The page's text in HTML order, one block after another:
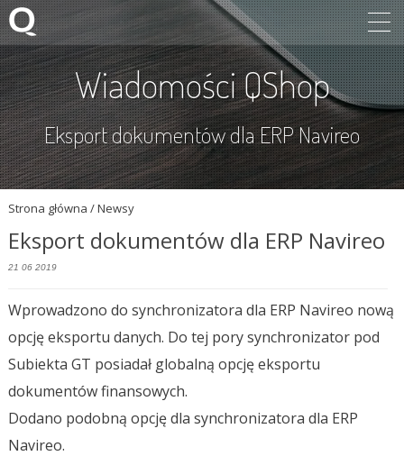
Wiadomości QShop
Eksport dokumentów dla ERP Navireo
Strona główna / Newsy
Eksport dokumentów dla ERP Navireo
21 06 2019
Wprowadzono do synchronizatora dla ERP Navireo nową
opcję eksportu danych. Do tej pory synchronizator pod
Subiekta GT posiadał globalną opcję eksportu
dokumentów finansowych.
Dodano podobną opcję dla synchronizatora dla ERP
Navireo.